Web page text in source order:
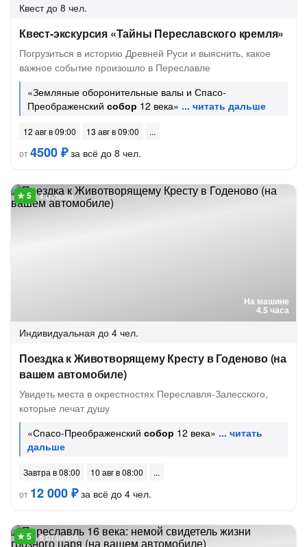
Квест до 8 чел.
Квест-экскурсия «Тайны Переславского кремля»
Погрузиться в историю Древней Руси и выяснить, какое
важное событие произошло в Переславле
«Земляные оборонительные валы и Спасо-
Преображенский собор 12 века»
12 авг в 09:00
13 авг в 09:00
от4500 ₽за всё до 8 чел.
На машине
4.5 часа
4 отзыва
Индивидуальная до 4 чел.
Поездка к Животворящему Кресту в Годеново (на
вашем автомобиле)
Увидеть места в окрестностях Переславля-Залесского,
которые лечат душу
«Спасо-Преображенский собор 12 века»
Завтра в 08:00
10 авг в 08:00
от 12 000 ₽за всё до 4 чел.
8 отзывов